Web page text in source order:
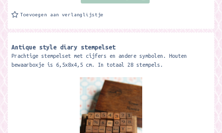
Toevoegen aan verlanglijstje
Antique style diary stempelset
Prachtige stempelset met cijfers en andere symbolen. Houten
bewaarboxje is 6,5x8x4,5 cm. In totaal 28 stempels.